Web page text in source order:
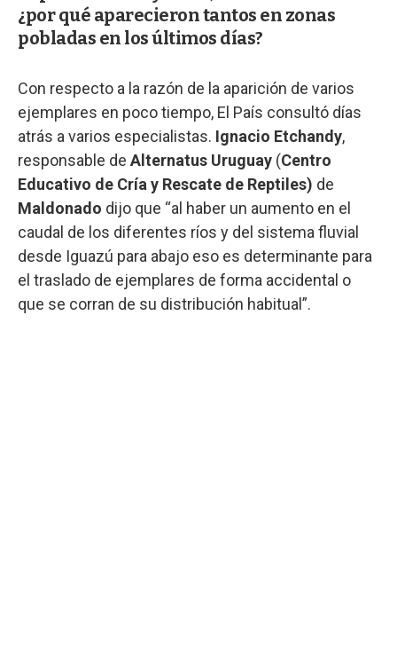
¿por qué aparecieron tantos en zonas
pobladas en los últimos días?
Con respecto a la razón de la aparición de varios
ejemplares en poco tiempo, El País consultó días
atrás a varios especialistas. Ignacio Etchandy,
responsable de Alternatus Uruguay (Centro
Educativo de Cría y Rescate de Reptiles) de
Maldonado dijo que “al haber un aumento en el
caudal de los diferentes ríos y del sistema fluvial
desde Iguazú para abajo eso es determinante para
el traslado de ejemplares de forma accidental o
que se corran de su distribución habitual”.